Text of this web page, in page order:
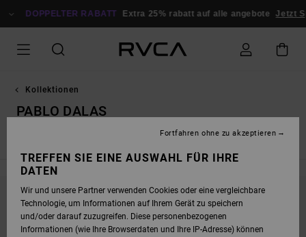
ZUR
RABATT Extra 25% rabatt auf alle angebote Jetzt Sparen
Kollektionen
PABLO DALAS
BLEIB DABEI, DIE PRODUKTE SIND BALD
WIEDER DA
TREFFEN SIE EINE AUSWAHL FÜR IHRE
DATEN
Wir und unsere Partner verwenden Cookies oder eine vergleichbare
Technologie, um Informationen auf Ihrem Gerät zu speichern
und/oder darauf zuzugreifen. Diese personenbezogenen
Informationen (wie Ihre Browserdaten und Ihre IP-Adresse) können
Fortfahren ohne zu akzeptieren